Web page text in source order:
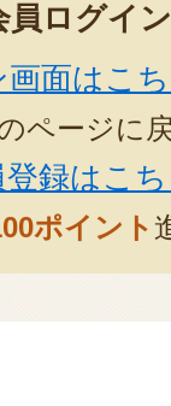
ログイ
画面はこ
ページに
登録はこ
ポイント